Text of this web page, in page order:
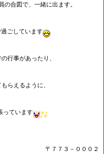
合図で、一緒に出ます。
ごしています
行事があったり、
らえるように、
っています
〒７７３－０００２